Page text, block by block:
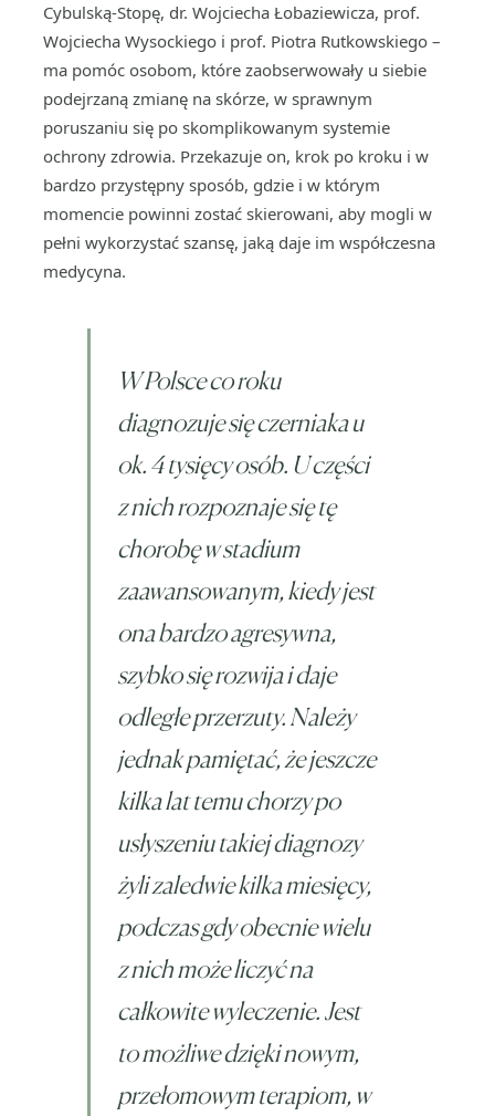
Cybulską-Stopę, dr. Wojciecha Łobaziewicza, prof.
Wojciecha Wysockiego i prof. Piotra Rutkowskiego –
ma pomóc osobom, które zaobserwowały u siebie
podejrzaną zmianę na skórze, w sprawnym
poruszaniu się po skomplikowanym systemie
ochrony zdrowia. Przekazuje on, krok po kroku i w
bardzo przystępny sposób, gdzie i w którym
momencie powinni zostać skierowani, aby mogli w
pełni wykorzystać szansę, jaką daje im współczesna
medycyna.
W Polsce co roku
diagnozuje się czerniaka u
ok. 4 tysięcy osób. U części
z nich rozpoznaje się tę
chorobę w stadium
zaawansowanym, kiedy jest
ona bardzo agresywna,
szybko się rozwija i daje
odległe przerzuty. Należy
jednak pamiętać, że jeszcze
kilka lat temu chorzy po
usłyszeniu takiej diagnozy
żyli zaledwie kilka miesięcy,
podczas gdy obecnie wielu
z nich może liczyć na
całkowite wyleczenie. Jest
to możliwe dzięki nowym,
przełomowym terapiom, w